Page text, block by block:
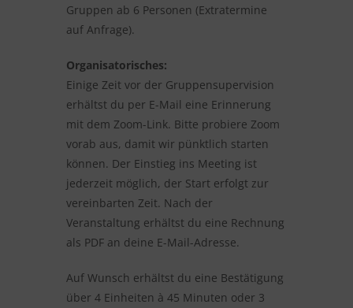
Gruppen ab 6 Personen (Extratermine
auf Anfrage).
Organisatorisches:
Einige Zeit vor der Gruppensupervision
erhältst du per E-Mail eine Erinnerung
mit dem Zoom-Link. Bitte probiere Zoom
vorab aus, damit wir pünktlich starten
können. Der Einstieg ins Meeting ist
jederzeit möglich, der Start erfolgt zur
vereinbarten Zeit. Nach der
Veranstaltung erhältst du eine Rechnung
als PDF an deine E-Mail-Adresse.
Auf Wunsch erhältst du eine Bestätigung
über 4 Einheiten à 45 Minuten oder 3